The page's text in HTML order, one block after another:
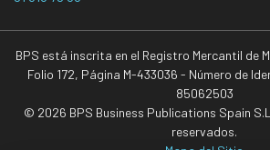
BPS está inscrita en el Registro Mercantil de
Folio 172, Página M-433036 - Número de
85062503
© 2026 BPS Business Publications Spain
reservados.